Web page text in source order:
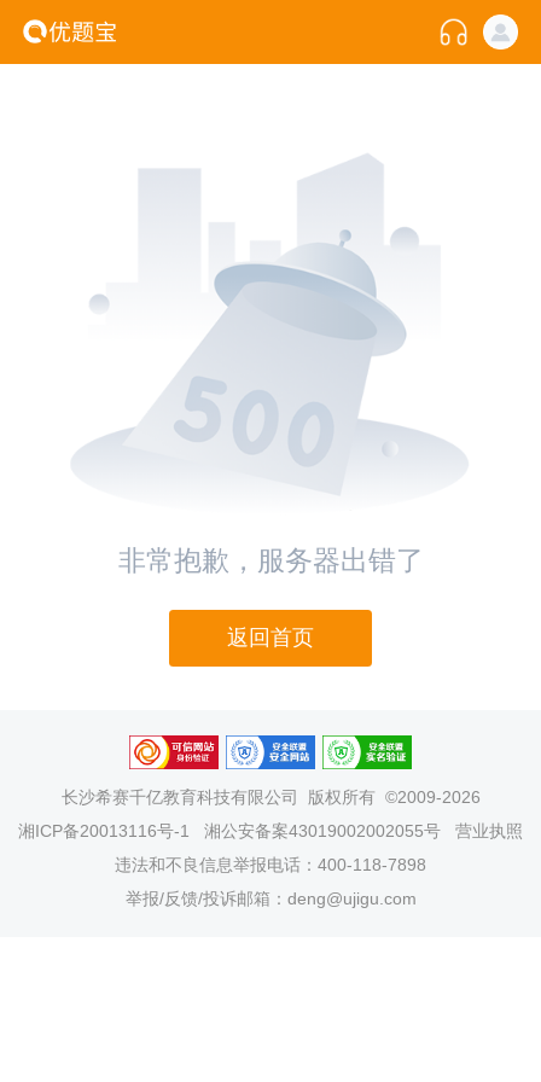
非常抱歉，服务器出错了
返回首页
长沙希赛千亿教育科技有限公司
版权所有 ©2009-2026
湘ICP备20013116号-1
湘公安备案43019002002055号
营业执照
违法和不良信息举报电话：400-118-7898
举报/反馈/投诉邮箱：deng@ujigu.com